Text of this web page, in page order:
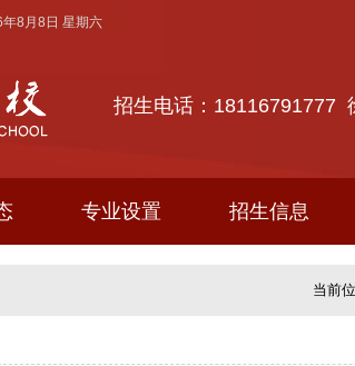
8月8日 星期六
招生电话：18116791777
专业设置 招生信息
当前